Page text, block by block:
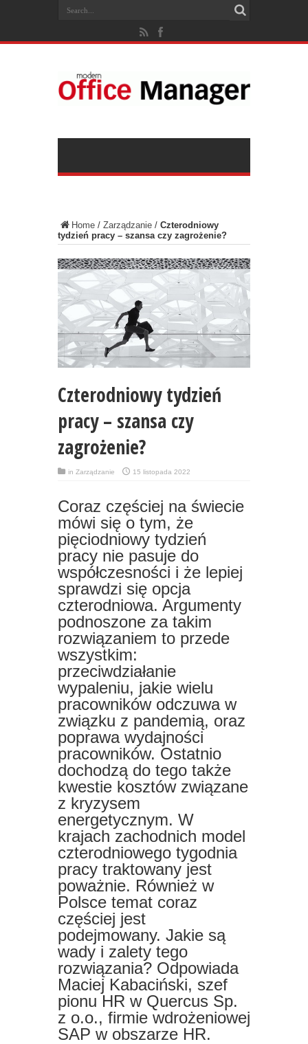
Home / Zarządzanie / Czterodniowy
tydzień pracy – szansa czy zagrożenie?
Czterodniowy tydzień
pracy – szansa czy
zagrożenie?
in Zarządzanie 15 listopada 2022
Coraz częściej na świecie
mówi się o tym, że
pięciodniowy tydzień
pracy nie pasuje do
współczesności i że lepiej
sprawdzi się opcja
czterodniowa. Argumenty
podnoszone za takim
rozwiązaniem to przede
wszystkim:
przeciwdziałanie
wypaleniu, jakie wielu
pracowników odczuwa w
związku z pandemią, oraz
poprawa wydajności
pracowników. Ostatnio
dochodzą do tego także
kwestie kosztów związane
z kryzysem
energetycznym. W
krajach zachodnich model
czterodniowego tygodnia
pracy traktowany jest
poważnie. Również w
Polsce temat coraz
częściej jest
podejmowany. Jakie są
wady i zalety tego
rozwiązania? Odpowiada
Maciej Kabaciński, szef
pionu HR w Quercus Sp.
z o.o., firmie wdrożeniowej
SAP w obszarze HR.